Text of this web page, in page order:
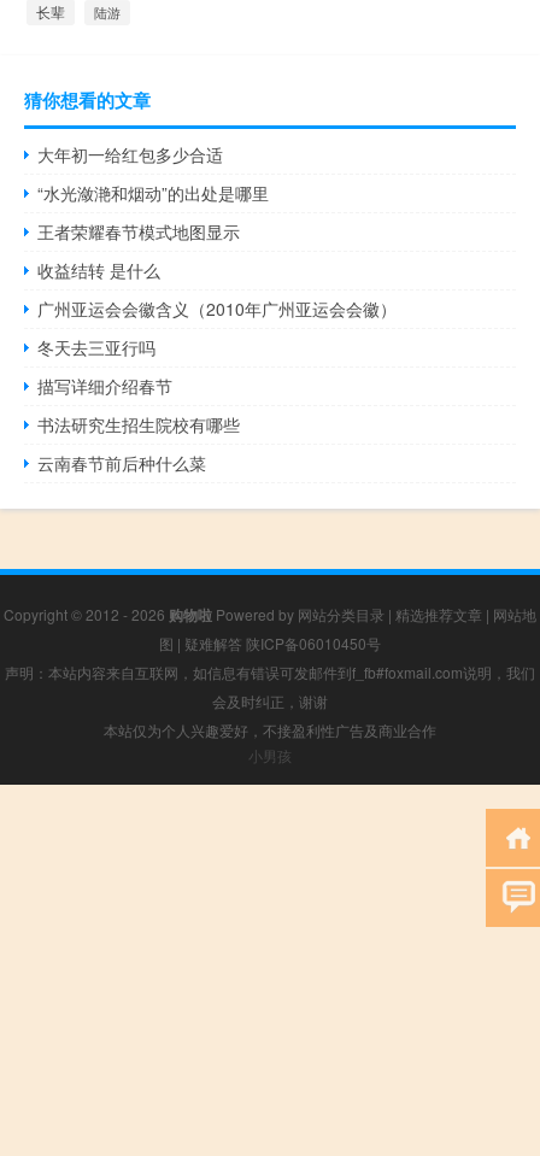
长辈 陆游
猜你想看的文章
大年初一给红包多少合适
“水光潋滟和烟动”的出处是哪里
王者荣耀春节模式地图显示
收益结转 是什么
广州亚运会会徽含义（2010年广州亚运会会徽）
冬天去三亚行吗
描写详细介绍春节
书法研究生招生院校有哪些
云南春节前后种什么菜
Copyright © 2012 - 2026 购物啦 Powered by 网站分类目录 | 精选推荐文章 | 网站地
图 | 疑难解答 陕ICP备06010450号
声明：本站内容来自互联网，如信息有错误可发邮件到f_fb#foxmail.com说明，我们
会及时纠正，谢谢
本站仅为个人兴趣爱好，不接盈利性广告及商业合作
小男孩